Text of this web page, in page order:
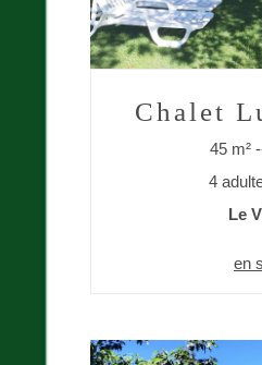
Chalet
45 m²
4
Le
en